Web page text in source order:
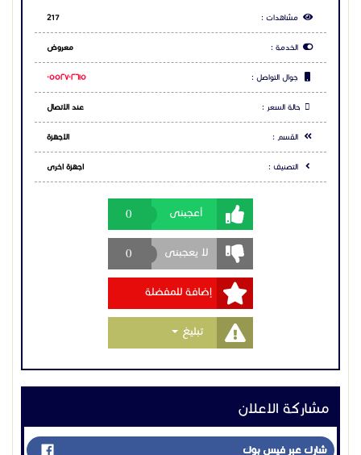
مشاهدات : 217
الخدمة : معروض
جوال التواصل : ٠٥٥٢٧٠٢٦١٥
حالة السعر : عند الاتصال
القسم : الاجهزة
التصنيف : اجهزة اخرى
أعجبنى 0
لا يعجبنى 0
إضافة للمفضلة
تبليغ Toggle Dropdown
مشاركة الاعلان
شارك عبر فيس بوك